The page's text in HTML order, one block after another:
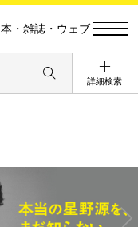
本・雑誌・ウェブ
詳細検索